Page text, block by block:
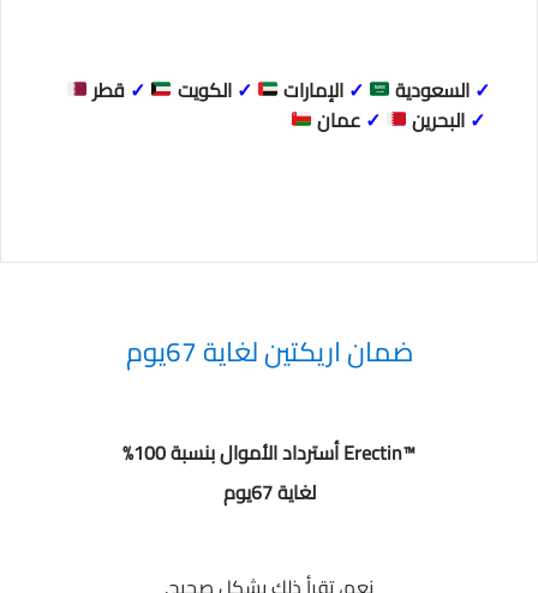
✓ السعودية ✓ الإمارات ✓ الكويت ✓ قطر
✓ البحرين ✓ عمان
ضمان اريكتين لغاية 67يوم
™Erectin
أسترداد الأموال بنسبة 100%
لغاية 67يوم